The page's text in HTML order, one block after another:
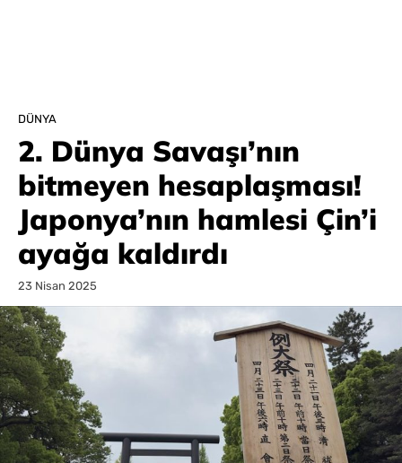
DÜNYA
2. Dünya Savaşı’nın
bitmeyen hesaplaşması!
Japonya’nın hamlesi Çin’i
ayağa kaldırdı
23 Nisan 2025